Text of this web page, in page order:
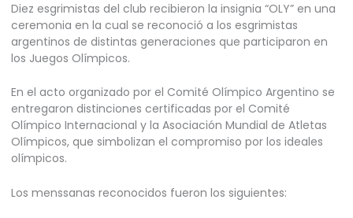
Diez esgrimistas del club recibieron la insignia “OLY” en una
ceremonia en la cual se reconoció a los esgrimistas
argentinos de distintas generaciones que participaron en
los Juegos Olímpicos.
En el acto organizado por el Comité Olímpico Argentino se
entregaron distinciones certificadas por el Comité
Olímpico Internacional y la Asociación Mundial de Atletas
Olímpicos, que simbolizan el compromiso por los ideales
olímpicos.
Los menssanas reconocidos fueron los siguientes: